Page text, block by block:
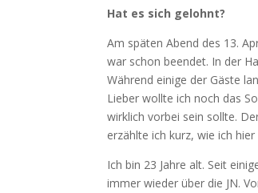
Hat es sich gelohnt?
Am späten Abend des 13.
war schon beendet. In der
Während einige der Gäste
Lieber wollte ich noch das
wirklich vorbei sein sollte.
erzählte ich kurz, wie ich hier
Ich bin 23 Jahre alt. Seit
immer wieder über die JN.